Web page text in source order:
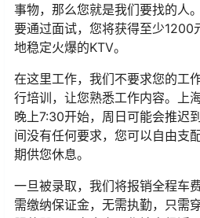
事物，那么您就是我们要找的人
要通过面试，您将获得至少1200
地稳定火爆的KTV。
在这里工作，我们不要求您的工
行培训，让您熟悉工作内容。上
晚上7:30开始，周日可能会推迟
间没有任何要求，您可以自由支
期供您休息。
一旦被录取，我们将报销全程车
需缴纳保证金，无需执勤，只需